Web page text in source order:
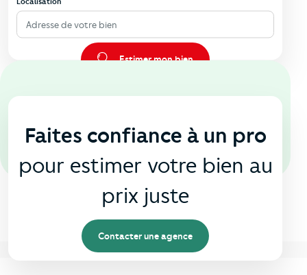
Adresse de votre bien
Estimer mon bien
En agence
Faites confiance à un pro
pour estimer votre bien au
prix juste
Contacter une agence